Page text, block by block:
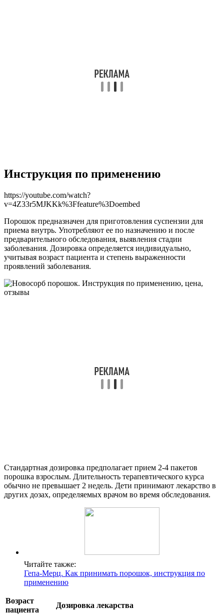
Инструкция по применению
https://youtube.com/watch?
v=4Z33r5MJKKk%3Ffeature%3Doembed
Порошок предназначен для приготовления суспензии для
приема внутрь. Употребляют ее по назначению и после
предварительного обследования, выявления стадии
заболевания. Дозировка определяется индивидуально,
учитывая возраст пациента и степень выраженности
проявлений заболевания.
Стандартная дозировка предполагает прием 2-4 пакетов
порошка взрослым. Длительность терапевтического курса
обычно не превышает 2 недель. Дети принимают лекарство в
других дозах, определяемых врачом во время обследования.
Читайте также:
Гепа-Мерц. Как принимать порошок, инструкция по
применению
Возраст
пациента
Дозировка лекарства